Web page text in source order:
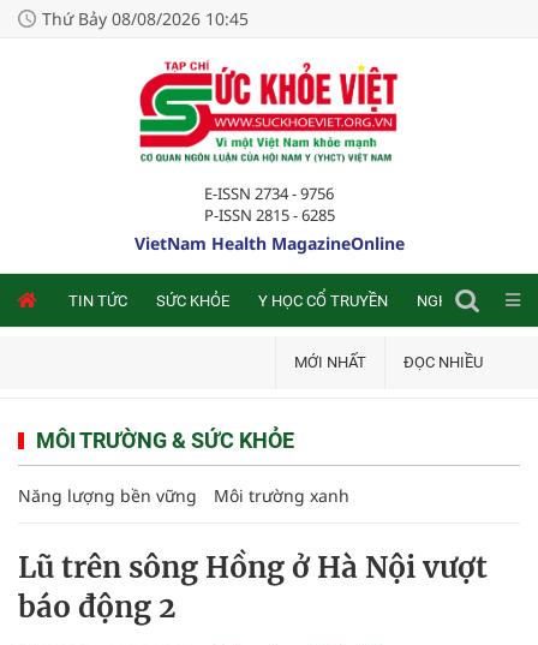
Thứ Bảy 08/08/2026 10:45
E-ISSN 2734 - 9756
P-ISSN 2815 - 6285
VietNam Health MagazineOnline
TIN TỨC SỨC KHỎE Y HỌC CỔ TRUYỀN NGHIÊN CỨU
MỚI NHẤT ĐỌC NHIỀU
MÔI TRƯỜNG & SỨC KHỎE
Năng lượng bền vững Môi trường xanh
Lũ trên sông Hồng ở Hà Nội vượt
báo động 2